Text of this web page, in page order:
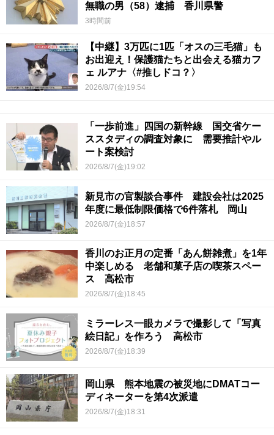
無職の男（58）逮捕 香川県警
3時間前
【中継】3万匹に1匹「オスの三毛猫」も
お出迎え！保護猫たちと出会える猫カフ
ェ ルアナ〈#推しドコ？〉
2026/8/7(金)19:54
「一歩前進」四国の新幹線 国交省ケー
ススタディの調査対象に 需要推計やル
ート案検討
2026/8/7(金)19:02
新見市の官製談合事件 建設会社は2025
年度に最低制限価格で6件落札 岡山
2026/8/7(金)18:57
香川のお正月の定番「あん餅雑煮」を1年
中楽しめる 老舗和菓子店の喫茶スペー
ス 高松市
2026/8/7(金)18:45
ミラーレス一眼カメラで撮影して「写真
絵日記」を作ろう 高松市
2026/8/7(金)18:39
岡山県 熊本地震の被災地にDMATコー
ディネーターを第4次派遣
2026/8/7(金)18:31